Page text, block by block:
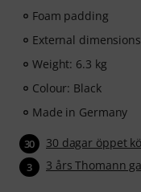
Foam padding
External
Weight: 6.3 kg
Colour: Black
Made in Germany
30 30 dagar öppet
3 3 års Thomann